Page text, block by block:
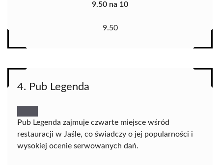
9.50 na 10
9.50
4. Pub Legenda
Pub Legenda zajmuje czwarte miejsce wśród
restauracji w Jaśle, co świadczy o jej popularności i
wysokiej ocenie serwowanych dań.